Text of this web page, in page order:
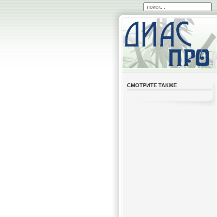
СМОТРИТЕ ТАКЖЕ